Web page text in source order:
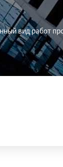
вид работ